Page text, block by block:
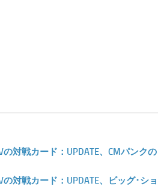
の対戦カード：UPDATE、CMパンクの
の対戦カード：UPDATE、ビッグ･ショ